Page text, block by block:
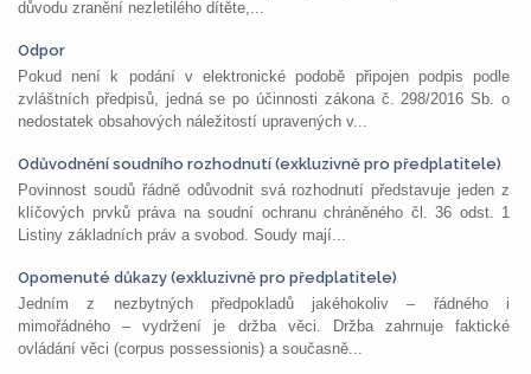
důvodu zranění nezletilého dítěte,...
Odpor
Pokud není k podání v elektronické podobě připojen podpis podle
zvláštních předpisů, jedná se po účinnosti zákona č. 298/2016 Sb. o
nedostatek obsahových náležitostí upravených v...
Odůvodnění soudního rozhodnutí (exkluzivně pro předplatitele)
Povinnost soudů řádně odůvodnit svá rozhodnutí představuje jeden z
klíčových prvků práva na soudní ochranu chráněného čl. 36 odst. 1
Listiny základních práv a svobod. Soudy mají...
Opomenuté důkazy (exkluzivně pro předplatitele)
Jedním z nezbytných předpokladů jakéhokoliv – řádného i
mimořádného – vydržení je držba věci. Držba zahrnuje faktické
ovládání věci (corpus possessionis) a současně...